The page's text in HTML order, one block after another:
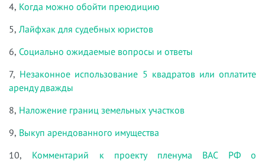
4, Когда можно обойти преюдицию
5, Лайфхак для судебных юристов
6, Социально ожидаемые вопросы и ответы
7, Незаконное использование 5 квадратов или оплатите
аренду дважды
8, Наложение границ земельных участков
9, Выкуп арендованного имущества
10, Комментарий к проекту пленума ВАС РФ о